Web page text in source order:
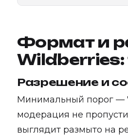
Формат и
Разрешение и
Минимальный порог —
модерация не
выглядит размыто на